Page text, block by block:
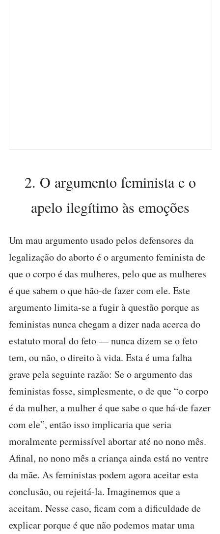
2. O argumento feminista e o
apelo ilegítimo às emoções
Um mau argumento usado pelos defensores da
legalização do aborto é o argumento feminista de
que o corpo é das mulheres, pelo que as mulheres
é que sabem o que hão-de fazer com ele. Este
argumento limita-se a fugir à questão porque as
feministas nunca chegam a dizer nada acerca do
estatuto moral do feto — nunca dizem se o feto
tem, ou não, o direito à vida. Esta é uma falha
grave pela seguinte razão: Se o argumento das
feministas fosse, simplesmente, o de que “o corpo
é da mulher, a mulher é que sabe o que há-de fazer
com ele”, então isso implicaria que seria
moralmente permissível abortar até no nono mês.
Afinal, no nono mês a criança ainda está no ventre
da mãe. As feministas podem agora aceitar esta
conclusão, ou rejeitá-la. Imaginemos que a
aceitam. Nesse caso, ficam com a dificuldade de
explicar porque é que não podemos matar uma